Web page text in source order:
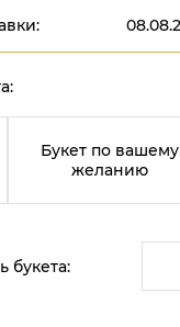
Букет по вашему
желанию
букета: